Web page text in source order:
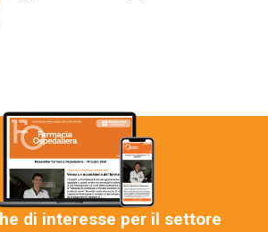
di interesse per il settore